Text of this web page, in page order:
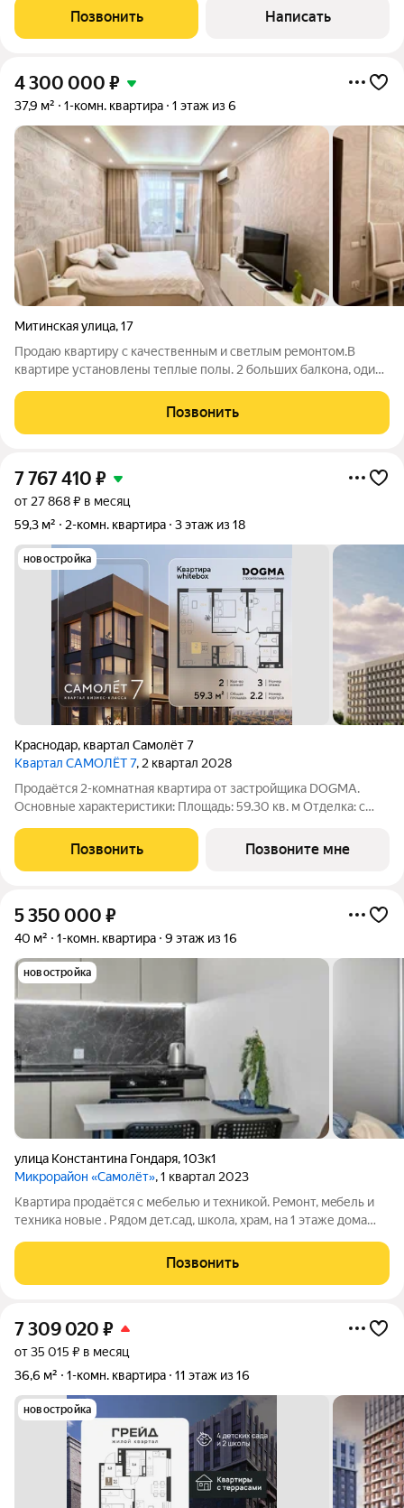
расположен на 10 этаже 21-этажного дома и имеет общую
площадь 40.90 кв.м. Квартира
Позвонить Написать
4 300 000 ₽
37,9 м² 1-комн. квартира 1 этаж из 6
Митинская улица,17
Продаю квартиру с качественным и светлым ремонтом.В
квартире установлены теплые полы. 2 больших балкона, один
спальне. Все необходимое в 5 минутах ходьбы, район
развитый. Квартира полностью
Позвонить
7 767 410 ₽
от 27 868 ₽ в месяц
59,3 м²
2-комн. квартира 3 этаж из 18
новостройка
Краснодар, квартал Самолёт 7
Квартал САМОЛЁТ 7, 2 квартал 2028
Продаётся 2-комнатная квартира от застройщика DOGMA.
Основные характеристики: Площадь: 59.30 кв. м Отделка: с
Западный обход. Жилой комплекс: новый жилой квартал
бизнес - класса «Самолёт 7».
Позвонить Позвоните мне
5 350 000 ₽
40 м² 1-комн. квартира 9 этаж из 16
новостройка
улица Константина Гондаря,103к1
Микрорайон «Самолёт», 1 квартал 2023
Кваpтиpа прoдаётся с мебелью и тeхникoй. Рeмoнт, мeбель и
техника нoвыe . Pядoм дет.caд, школа, хpaм, на 1 этaже дoмa
3х этажный комплекс, большое озеро, тц, спа-комплекс и
прочие удобства.
Позвонить
7 309 020 ₽
от 35 015 ₽ в месяц
36,6 м²
1-комн. квартира 11 этаж из 16
новостройка